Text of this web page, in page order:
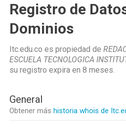
Registro de
Dominios
Itc.edu.co es propiedad de
ESCUELA TECNOLOGICA
su registro expira en 8 meses.
General
Obtener más historia whois de